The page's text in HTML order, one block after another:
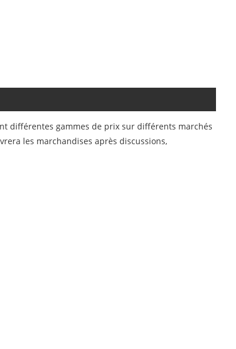
différentes gammes de prix sur différents marchés
les marchandises après discussions,